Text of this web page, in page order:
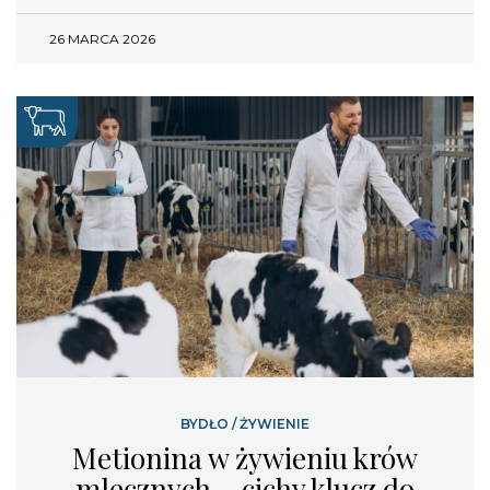
26 MARCA 2026
BYDŁO /ŻYWIENIE
Metionina w żywieniu krów